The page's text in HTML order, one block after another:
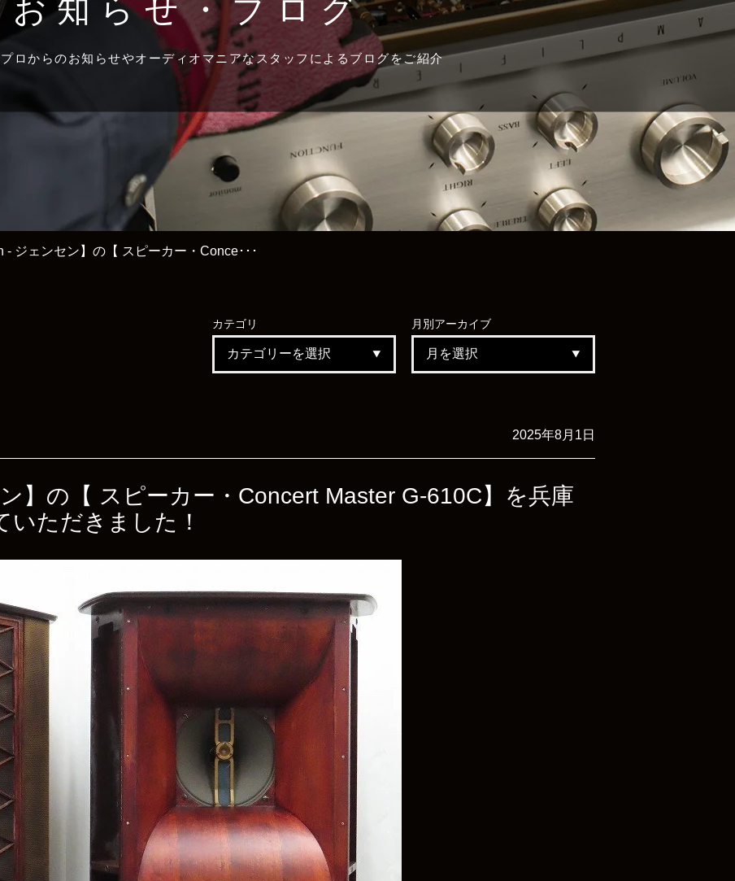
お知らせ・ブログ
ロからのお知らせやオーディオマニアなスタッフによるブログをご紹介
- ジェンセン】の【 スピーカー・Conce･･･
カテゴリ 月別 アーカイブ
2025年8月1日
】の【 スピーカー・Concert Master G-610C】を兵庫
いただきました！